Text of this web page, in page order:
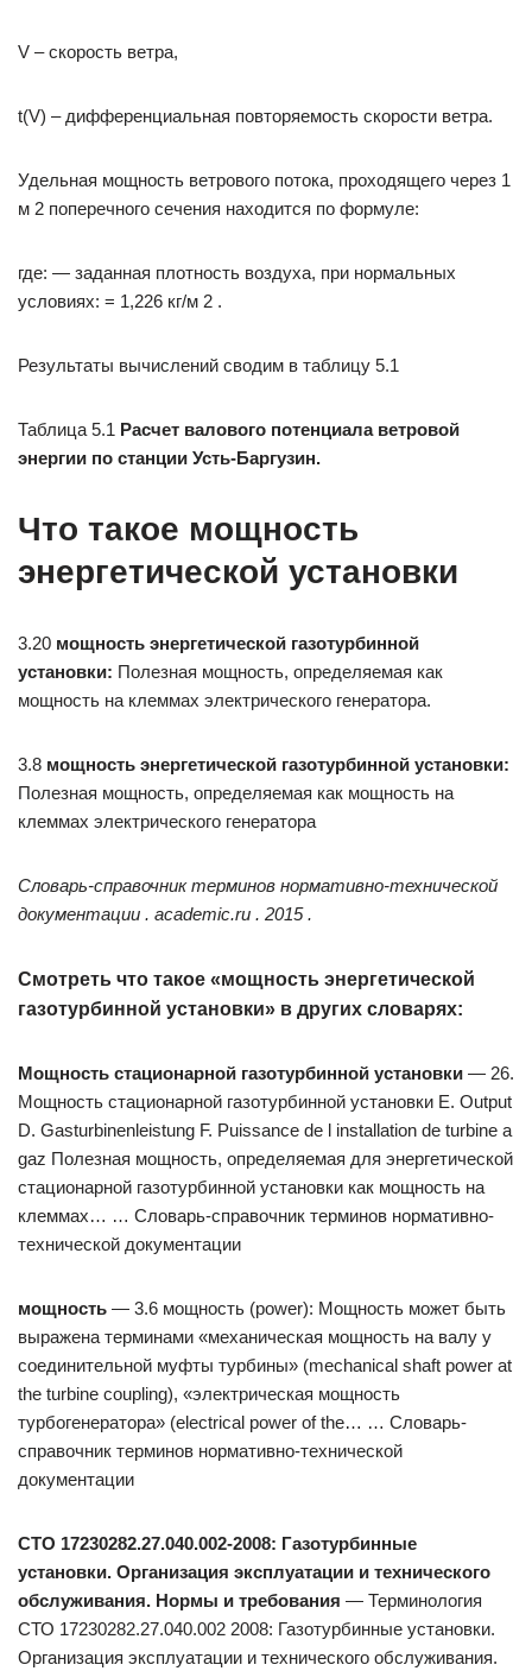
V – скорость ветра,
t(V) – дифференциальная повторяемость скорости ветра.
Удельная мощность ветрового потока, проходящего через 1
м 2 поперечного сечения находится по формуле:
где: — заданная плотность воздуха, при нормальных
условиях: = 1,226 кг/м 2 .
Результаты вычислений сводим в таблицу 5.1
Таблица 5.1 Расчет валового потенциала ветровой
энергии по станции Усть-Баргузин.
Что такое мощность
энергетической установки
3.20 мощность энергетической газотурбинной
установки: Полезная мощность, определяемая как
мощность на клеммах электрического генератора.
3.8 мощность энергетической газотурбинной установки:
Полезная мощность, определяемая как мощность на
клеммах электрического генератора
Словарь-справочник терминов нормативно-технической
документации . academic.ru . 2015 .
Смотреть что такое «мощность энергетической
газотурбинной установки» в других словарях:
Мощность стационарной газотурбинной установки — 26.
Мощность стационарной газотурбинной установки Е. Output
D. Gasturbinenleistung F. Puissance de l installation de turbine a
gaz Полезная мощность, определяемая для энергетической
стационарной газотурбинной установки как мощность на
клеммах… … Словарь-справочник терминов нормативно-
технической документации
мощность — 3.6 мощность (power): Мощность может быть
выражена терминами «механическая мощность на валу у
соединительной муфты турбины» (mechanical shaft power at
the turbine coupling), «электрическая мощность
турбогенератора» (electrical power of the… … Словарь-
справочник терминов нормативно-технической
документации
СТО 17230282.27.040.002-2008: Газотурбинные
установки. Организация эксплуатации и технического
обслуживания. Нормы и требования — Терминология
СТО 17230282.27.040.002 2008: Газотурбинные установки.
Организация эксплуатации и технического обслуживания.